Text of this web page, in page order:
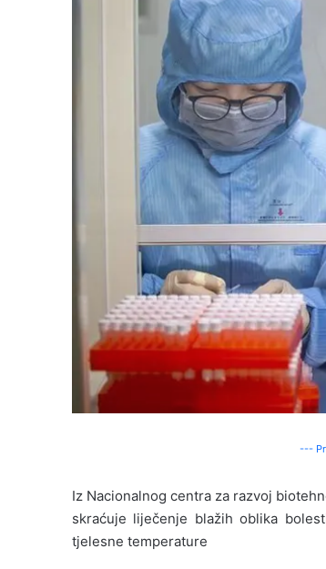
---
Iz Nacionalnog centra za razvoj
skraćuje liječenje blažih oblika
tjelesne temperature